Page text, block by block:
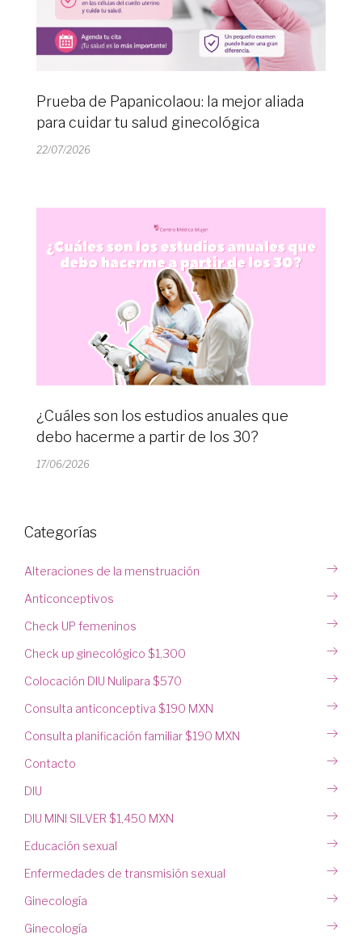
Prueba de Papanicolaou: la mejor aliada
para cuidar tu salud ginecológica
22/07/2026
¿Cuáles son los estudios anuales que
debo hacerme a partir de los 30?
17/06/2026
Categorías
Alteraciones de la menstruación
Anticonceptivos
Check UP femeninos
Check up ginecológico $1,300
Colocación DIU Nulipara $570
Consulta anticonceptiva $190 MXN
Consulta planificación familiar $190 MXN
Contacto
DIU
DIU MINI SILVER $1,450 MXN
Educación sexual
Enfermedades de transmisión sexual
Ginecología
Ginecología